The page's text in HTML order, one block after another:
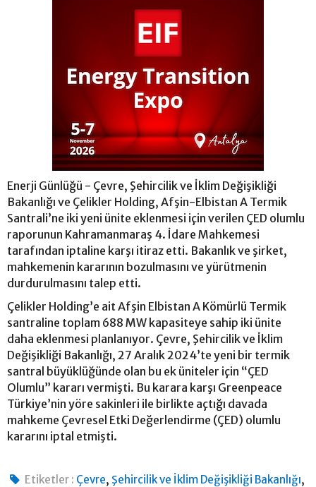
Enerji Günlüğü - Çevre, Şehircilik ve İklim Değişikliği
Bakanlığı ve Çelikler Holding, Afşin-Elbistan A Termik
Santrali’ne iki yeni ünite eklenmesi için verilen ÇED olumlu
raporunun Kahramanmaraş 4. İdare Mahkemesi
tarafından iptaline karşı itiraz etti. Bakanlık ve şirket,
mahkemenin kararının bozulmasını ve yürütmenin
durdurulmasını talep etti.
Çelikler Holding’e ait Afşin Elbistan A Kömürlü Termik
santraline toplam 688 MW kapasiteye sahip iki ünite
daha eklenmesi planlanıyor. Çevre, Şehircilik ve İklim
Değişikliği Bakanlığı, 27 Aralık 2024’te yeni bir termik
santral büyüklüğünde olan bu ek üniteler için “ÇED
Olumlu” kararı vermişti. Bu karara karşı Greenpeace
Türkiye’nin yöre sakinleri ile birlikte açtığı davada
mahkeme Çevresel Etki Değerlendirme (ÇED) olumlu
kararını iptal etmişti.
Etiketler : Çevre, Şehircilik ve İklim Değişikliği Bakanlığı,